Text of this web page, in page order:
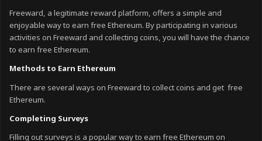
Freeward, a legitimate reward platform, offers a simple and
enjoyable way to earn free Ethereum. By participating in various
activities on Freeward and collecting coins, you will have the chance
to earn free Ethereum.
Methods to Earn Ethereum
There are several ways on Freeward to collect coins and get free
Ethereum.
Completing Surveys
Filling out surveys is a popular way to earn free Ethereum on